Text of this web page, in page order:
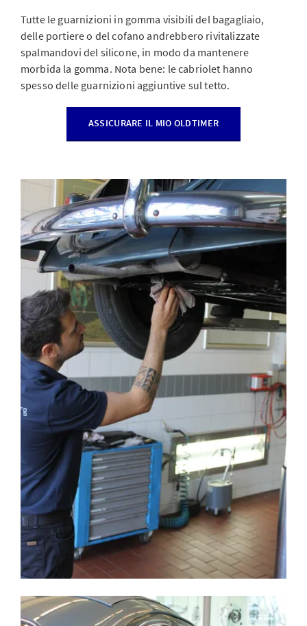
Tutte le guarnizioni in gomma visibili del bagagliaio,
delle portiere o del cofano andrebbero rivitalizzate
spalmandovi del silicone, in modo da mantenere
morbida la gomma. Nota bene: le cabriolet hanno
spesso delle guarnizioni aggiuntive sul tetto.
ASSICURARE IL MIO OLDTIMER